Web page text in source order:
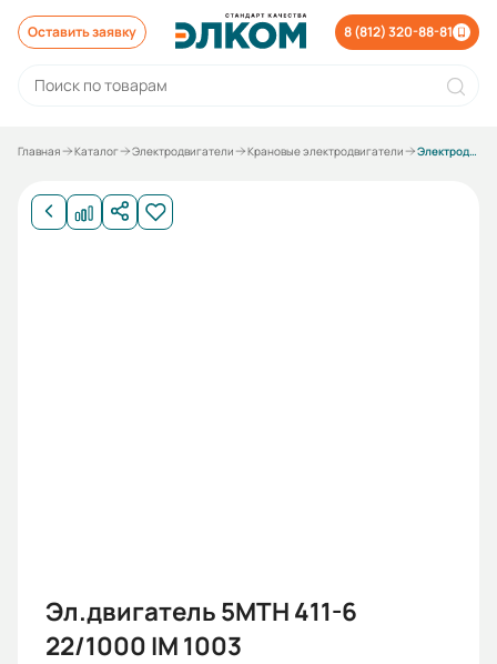
Оставить заявку 8 (812) 320-88-81
Главная Каталог Электродвигатели Крановые электродвигатели Электродвигатель 5МТН 411-6 22/1000 IM1003
Эл.двигатель 5МТН 411-6
22/1000 IM 1003